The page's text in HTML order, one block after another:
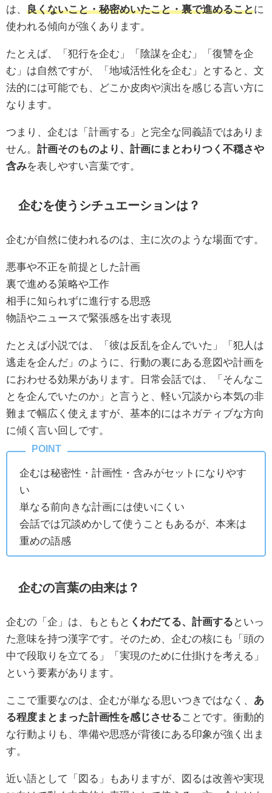
は、 良くないこと・秘密めいたこと・裏で進めることに
使われる傾向が強くあります。
たとえば、「犯行を企む」「陰謀を企む」「復讐を企
む」は自然ですが、「地域活性化を企む」とすると、文
法的には可能でも、どこか皮肉や演出を感じる言い方に
なります。
つまり、企むは「計画する」と完全な同義語ではありま
せん。 計画そのものより、計画にまとわりつく不穏さや
含みを表しやすい言葉です。
企むを使うシチュエーションは？
企むが自然に使われるのは、主に次のような場面です。
悪事や不正を前提とした計画
裏で進める策略や工作
相手に知られずに進行する思惑
物語やニュースで緊張感を出す表現
たとえば小説では、「彼は反乱を企んでいた」「犯人は
逃走を企んだ」のように、行動の裏にある意図や計画を
におわせる効果があります。日常会話では、「そんなこ
とを企んでいたのか」と言うと、軽い冗談から本気の非
難まで幅広く使えますが、基本的にはネガティブな方向
に傾く言い回しです。
企むは秘密性・計画性・含みがセットになりやす
い
単なる前向きな計画には使いにくい
会話では冗談めかして使うこともあるが、本来は
重めの語感
企むの言葉の由来は？
企むの「企」は、もともと くわだてる、計画する といっ
た意味を持つ漢字です。そのため、企むの核にも「頭の
中で段取りを立てる」「実現のために仕掛けを考える」
という要素があります。
ここで重要なのは、企むが単なる思いつきではなく、 あ
る程度まとまった計画性を感じさせる ことです。衝動的
な行動よりも、準備や思惑が背後にある印象が強く出ま
す。
近い語として「図る」もありますが、図るは改善や実現